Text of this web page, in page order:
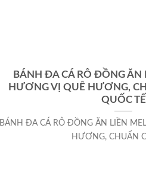
BÁNH ĐA CÁ RÔ ĐỒNG ĂN
HƯƠNG VỊ QUÊ HƯƠNG,
QUỐC TẾ
BÁNH ĐA CÁ RÔ ĐỒNG ĂN LIỀN
HƯƠNG, CHUẨN